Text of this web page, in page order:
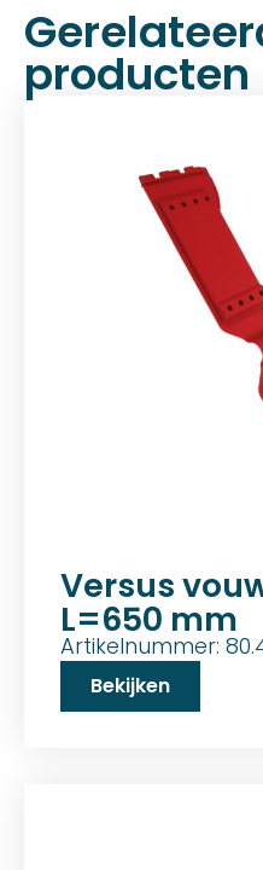
producten
Versus
L=650 mm
Artikelnummer:
Bekijken